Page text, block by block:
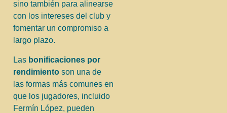
sino también para alinearse
con los intereses del club y
fomentar un compromiso a
largo plazo.
Las bonificaciones por
rendimiento son una de
las formas más comunes en
que los jugadores, incluido
Fermín López, pueden